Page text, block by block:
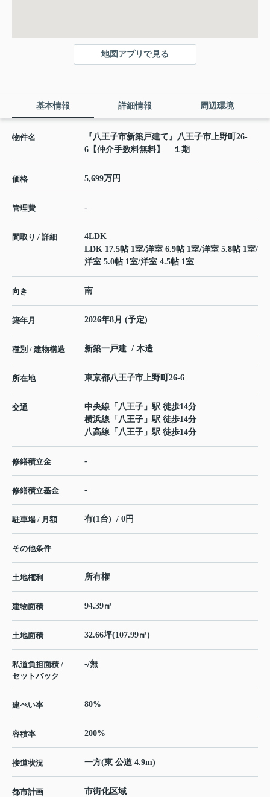
地図アプリで見る
基本情報 詳細情報 周辺環境
物件名
『八王子市新築戸建て』八王子市上野町26-
6【仲介手数料無料】 １期
価格 5,699万円
管理費 -
間取り / 詳細
4LDK
LDK 17.5帖 1室/洋室 6.9帖 1室/洋室 5.8帖 1室/
洋室 5.0帖 1室/洋室 4.5帖 1室
向き 南
築年月 2026年8月 (予定)
種別 / 建物構造 新築一戸建 / 木造
所在地 東京都八王子市 上野町 26-6
交通 中央線 「 八王子 」駅 徒歩14分
横浜線 「 八王子 」駅 徒歩14分
八高線 「 八王子 」駅 徒歩14分
修繕積立金 -
修繕積立基金 -
駐車場 / 月額 有(1台) / 0円
その他条件
土地権利 所有権
建物面積 94.39㎡
土地面積 32.66坪(107.99㎡)
私道負担面積 /
セットバック
-/無
建ぺい率 80%
容積率 200%
接道状況 一方(東 公道 4.9m)
都市計画 市街化区域